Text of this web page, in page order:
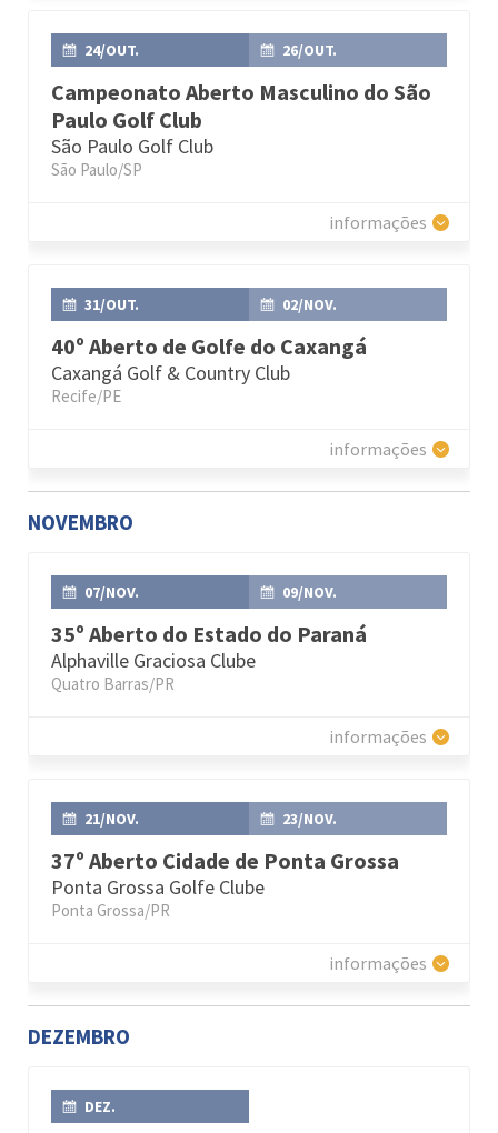
24/OUT. 26/OUT.
Campeonato Aberto Masculino do São
Paulo Golf Club
São Paulo Golf Club
São Paulo/SP
informações
31/OUT. 02/NOV.
40º Aberto de Golfe do Caxangá
Caxangá Golf & Country Club
Recife/PE
informações
NOVEMBRO
07/NOV. 09/NOV.
35º Aberto do Estado do Paraná
Alphaville Graciosa Clube
Quatro Barras/PR
informações
21/NOV. 23/NOV.
37º Aberto Cidade de Ponta Grossa
Ponta Grossa Golfe Clube
Ponta Grossa/PR
informações
DEZEMBRO
DEZ.